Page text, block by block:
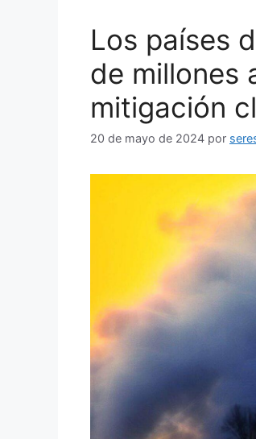
Los países
de millones
mitigación
20 de mayo de 2024 por